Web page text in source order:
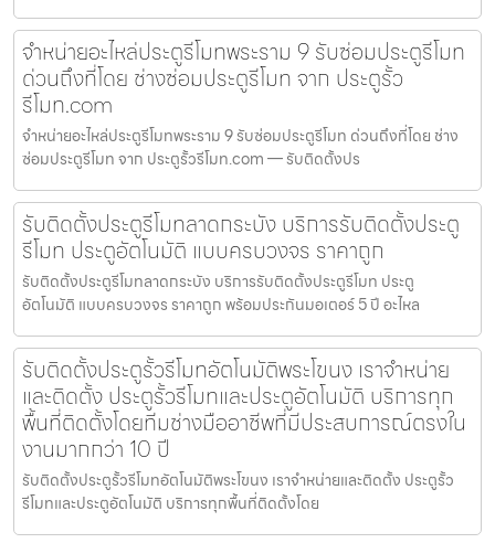
จำหน่ายอะไหล่ประตูรีโมทพระราม 9 รับซ่อมประตูรีโมท
ด่วนถึงที่โดย ช่างซ่อมประตูรีโมท จาก ประตูรั้ว
รีโมท.com
จำหน่ายอะไหล่ประตูรีโมทพระราม 9 รับซ่อมประตูรีโมท ด่วนถึงที่โดย ช่าง
ซ่อมประตูรีโมท จาก ประตูรั้วรีโมท.com — รับติดตั้งปร
รับติดตั้งประตูรีโมทลาดกระบัง บริการรับติดตั้งประตู
รีโมท ประตูอัตโนมัติ แบบครบวงจร ราคาถูก
รับติดตั้งประตูรีโมทลาดกระบัง บริการรับติดตั้งประตูรีโมท ประตู
อัตโนมัติ แบบครบวงจร ราคาถูก พร้อมประกันมอเตอร์ 5 ปี อะไหล
รับติดตั้งประตูรั้วรีโมทอัตโนมัติพระโขนง เราจำหน่าย
และติดตั้ง ประตูรั้วรีโมทและประตูอัตโนมัติ บริการทุก
พื้นที่ติดตั้งโดยทีมช่างมืออาชีพที่มีประสบการณ์ตรงใน
งานมากกว่า 10 ปี
รับติดตั้งประตูรั้วรีโมทอัตโนมัติพระโขนง เราจำหน่ายและติดตั้ง ประตูรั้ว
รีโมทและประตูอัตโนมัติ บริการทุกพื้นที่ติดตั้งโดย